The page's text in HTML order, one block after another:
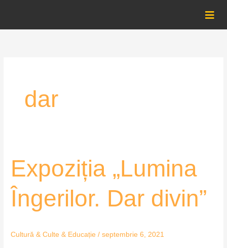
content
dar
Expoziția „Lumina
Îngerilor. Dar divin”
Cultură & Culte & Educație /septembrie 6, 2021
Expoziția
„Lumina
Îngerilor.
Dar